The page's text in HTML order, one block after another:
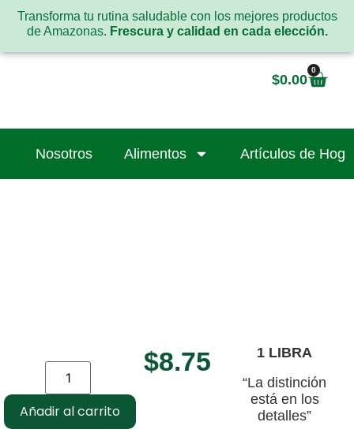
Transforma tu rutina saludable con los mejores productos
de Amazonas. Frescura y calidad en cada elección.
$0.00
0
Nosotros Alimentos Artículos de
Añadir al carrito
$8.75
1 LIBRA
“La distinción
está en los
detalles”